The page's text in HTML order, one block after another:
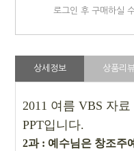
로그인 후 구매하실
상세정보 상품리
2011 여름 VBS 자료
PPT입니다.
2과 : 예수님은 창조주